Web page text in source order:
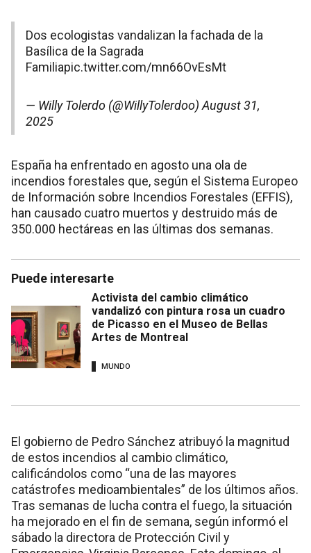
Dos ecologistas vandalizan la fachada de la
Basílica de la Sagrada
Familiapic.twitter.com/mn66OvEsMt
— Willy Tolerdo (@WillyTolerdoo)August 31,
2025
España ha enfrentado en agosto una ola de
incendios forestales que, según el Sistema Europeo
de Información sobre Incendios Forestales (EFFIS),
han causado cuatro muertos y destruido más de
350.000 hectáreas en las últimas dos semanas.
Puede interesarte
Activista del cambio climático
vandalizó con pintura rosa un cuadro
de Picasso en el Museo de Bellas
Artes de Montreal
MUNDO
El gobierno de Pedro Sánchez atribuyó la magnitud
de estos incendios al cambio climático,
calificándolos como “una de las mayores
catástrofes medioambientales” de los últimos años.
Tras semanas de lucha contra el fuego, la situación
ha mejorado en el fin de semana, según informó el
sábado la directora de Protección Civil y